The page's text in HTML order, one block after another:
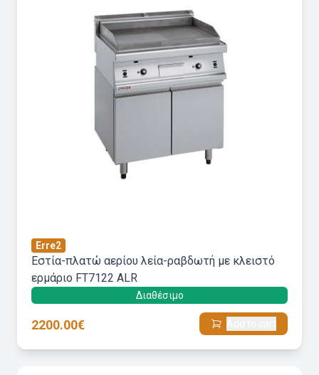
Erre2
Εστία-πλατώ αερίου λεία-ραβδωτή με κλειστό
ερμάριο FT7122 ALR
Διαθέσιμο
2200.00€